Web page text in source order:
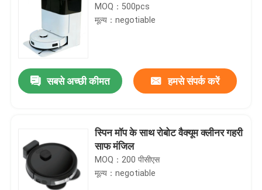
MOQ：500pcs
मूल्य：negotiable
सबसे अच्छी कीमत हमसे संपर्क करें
स्पिन मॉप के साथ रोबोट वैक्यूम क्लीनर गहरी
साफ मंजिल
MOQ：200 पीसीएस
मूल्य：negotiable